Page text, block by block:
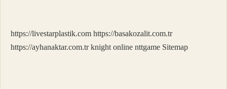
https://livestarplastik.com https://basakozalit.com.tr
https://ayhanaktar.com.tr knight online nttgame Sitemap